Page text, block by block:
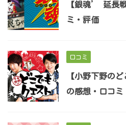
【銀魂’ 延長
ミ・評価
口コミ
【小野下野の
の感想・口コミ